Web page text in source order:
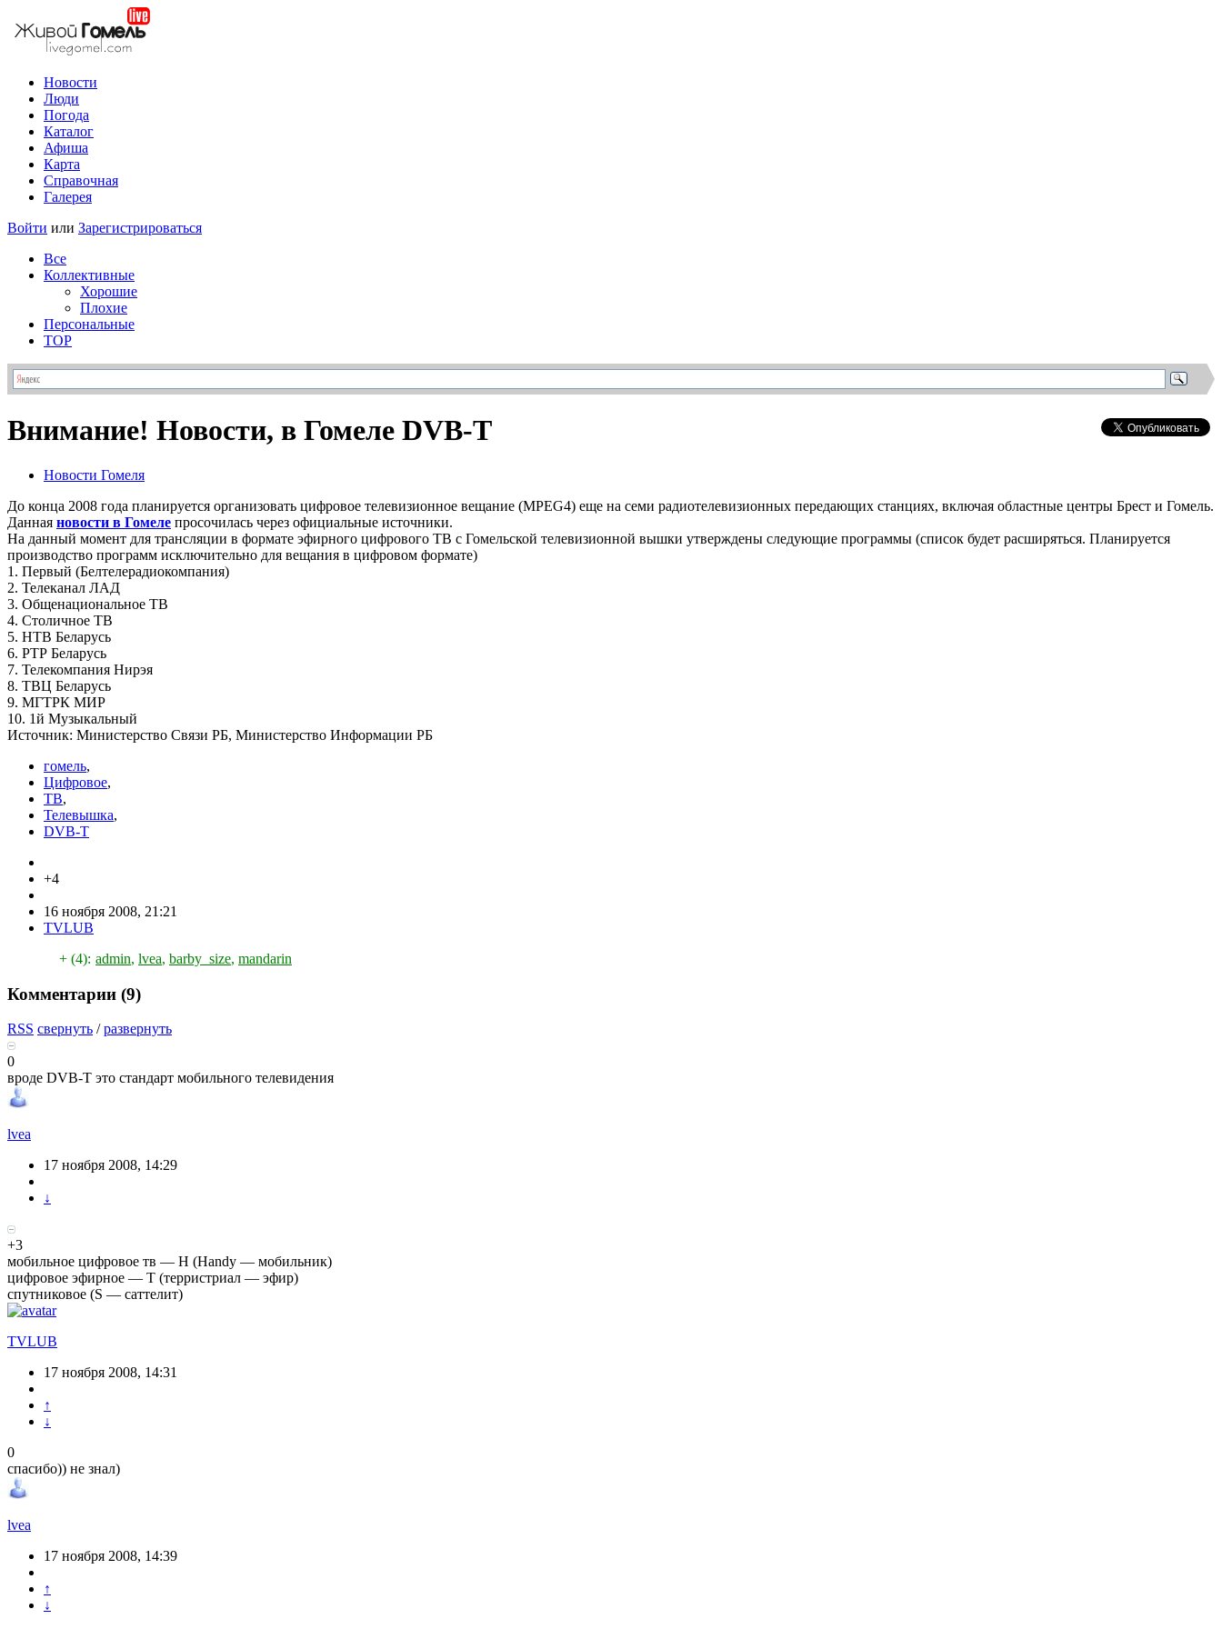
Новости
Люди
Погода
Каталог
Афиша
Карта
Справочная
Галерея
Войти или Зарегистрироваться
Все
Коллективные
Хорошие
Плохие
Персональные
TOP
Внимание! Новости, в Гомеле DVB-T
Новости Гомеля
До конца 2008 года планируется организовать цифровое телевизионное вещание (MPEG4) еще на семи радиотелевизионных передающих станциях, включая областные центры Брест и Гомель.
Данная новости в Гомеле просочилась через официальные источники.
На данный момент для трансляции в формате эфирного цифрового ТВ с Гомельской телевизионной вышки утверждены следующие программы (список будет расширяться. Планируется
производство программ исключительно для вещания в цифровом формате)
1. Первый (Белтелерадиокомпания)
2. Телеканал ЛАД
3. Общенациональное ТВ
4. Столичное ТВ
5. НТВ Беларусь
6. РТР Беларусь
7. Телекомпания Нирэя
8. ТВЦ Беларусь
9. МГТРК МИР
10. 1й Музыкальный
Источник: Министерство Связи РБ, Министерство Информации РБ
гомель,
Цифровое,
ТВ,
Телевышка,
DVB-T
+4
16 ноября 2008, 21:21
TVLUB
+ (4): admin, lvea, barby_size, mandarin
Комментарии (9)
RSS свернуть /развернуть
0
вроде DVB-T это стандарт мобильного телевидения
lvea
17 ноября 2008, 14:29
↓
+3
мобильное цифровое тв — H (Handy — мобильник)
цифровое эфирное — Т (терристриал — эфир)
спутниковое (S — саттелит)
TVLUB
17 ноября 2008, 14:31
↑
↓
0
спасибо)) не знал)
lvea
17 ноября 2008, 14:39
↑
↓